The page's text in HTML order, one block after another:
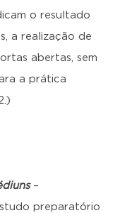
o resultado
a realização de
abertas, sem
a prática
–
preparatório